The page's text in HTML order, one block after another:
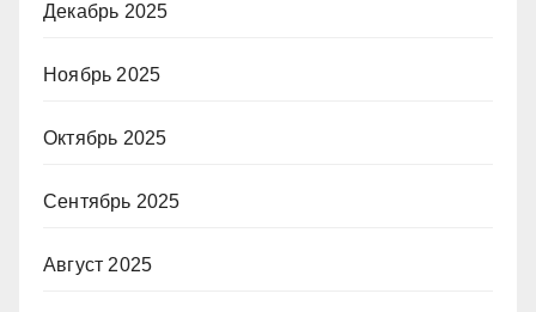
Декабрь 2025
Ноябрь 2025
Октябрь 2025
Сентябрь 2025
Август 2025